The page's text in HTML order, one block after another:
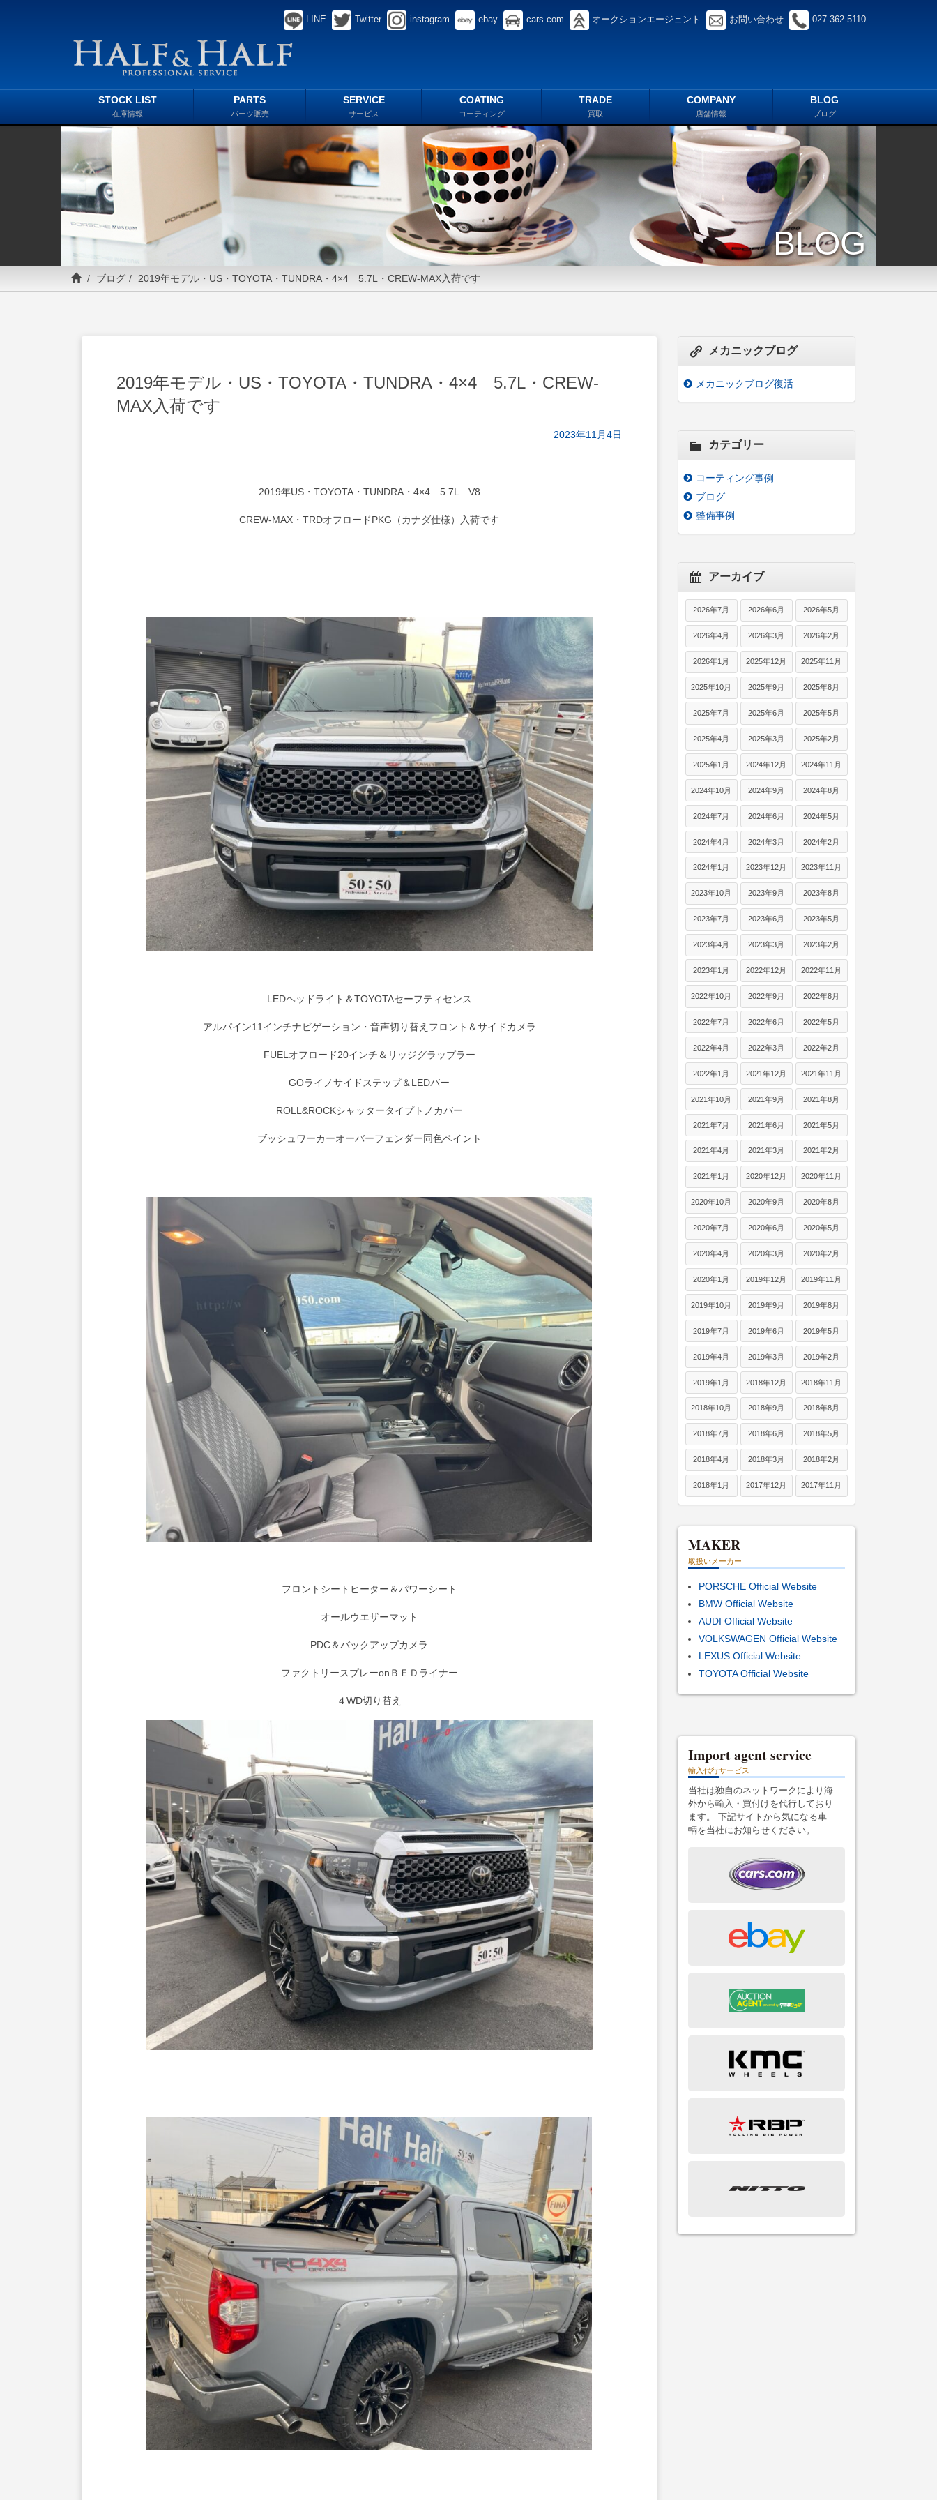
LINE Twitter instagram ebay cars.com オークションエージェント お問い合わせ 027-362-5110
STOCK LIST
在庫情報
PARTS
パーツ販売
SERVICE
サービス
COATING
コーティング
TRADE
買取
COMPANY
店舗情報
BLOG
ブログ
BLOG
ブログ 2019年モデル・US・TOYOTA・TUNDRA・4×4 5.7L・CREW-MAX入荷です
2019年モデル・US・TOYOTA・TUNDRA・4×4 5.7L・CREW-
MAX入荷です
2023年11月4日
2019年US・TOYOTA・TUNDRA・4×4 5.7L V8
CREW-MAX・TRDオフロードPKG（カナダ仕様）入荷です
LEDヘッドライト＆TOYOTAセーフティセンス
アルパイン11インチナビゲーション・音声切り替えフロント＆サイドカメラ
FUELオフロード20インチ＆リッジグラップラー
GOライノサイドステップ＆LEDバー
ROLL&ROCKシャッタータイプトノカバー
ブッシュワーカーオーバーフェンダー同色ペイント
フロントシートヒーター＆パワーシート
オールウエザーマット
PDC＆バックアップカメラ
ファクトリースプレーonＢＥＤライナー
４WD切り替え
メカニックブログ
メカニックブログ復活
カテゴリー
コーティング事例
ブログ
整備事例
アーカイブ
2026年7月 2026年6月 2026年5月
2026年4月 2026年3月 2026年2月
2026年1月 2025年12月 2025年11月
2025年10月 2025年9月 2025年8月
2025年7月 2025年6月 2025年5月
2025年4月 2025年3月 2025年2月
2025年1月 2024年12月 2024年11月
2024年10月 2024年9月 2024年8月
2024年7月 2024年6月 2024年5月
2024年4月 2024年3月 2024年2月
2024年1月 2023年12月 2023年11月
2023年10月 2023年9月 2023年8月
2023年7月 2023年6月 2023年5月
2023年4月 2023年3月 2023年2月
2023年1月 2022年12月 2022年11月
2022年10月 2022年9月 2022年8月
2022年7月 2022年6月 2022年5月
2022年4月 2022年3月 2022年2月
2022年1月 2021年12月 2021年11月
2021年10月 2021年9月 2021年8月
2021年7月 2021年6月 2021年5月
2021年4月 2021年3月 2021年2月
2021年1月 2020年12月 2020年11月
2020年10月 2020年9月 2020年8月
2020年7月 2020年6月 2020年5月
2020年4月 2020年3月 2020年2月
2020年1月 2019年12月 2019年11月
2019年10月 2019年9月 2019年8月
2019年7月 2019年6月 2019年5月
2019年4月 2019年3月 2019年2月
2019年1月 2018年12月 2018年11月
2018年10月 2018年9月 2018年8月
2018年7月 2018年6月 2018年5月
2018年4月 2018年3月 2018年2月
2018年1月 2017年12月 2017年11月
MAKER
取扱いメーカー
PORSCHE Official Website
BMW Official Website
AUDI Official Website
VOLKSWAGEN Official Website
LEXUS Official Website
TOYOTA Official Website
Import agent service
輸入代行サービス
当社は独自のネットワークにより海
外から輸入・買付けを代行しており
ます。 下記サイトから気になる車
輌を当社にお知らせください。